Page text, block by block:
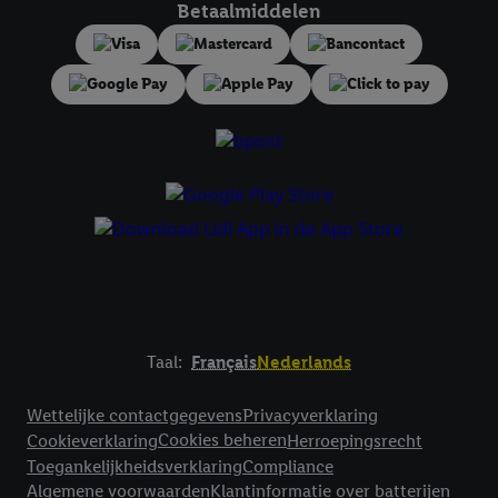
Betaalmiddelen
Taal: FrançaisNederlands
Wettelijke contactgegevensPrivacyverklaring
CookieverklaringCookies beherenHerroepingsrecht
ToegankelijkheidsverklaringCompliance
Algemene voorwaardenKlantinformatie over batterijen